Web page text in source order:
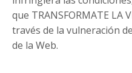
que TRANSFORMATE LA
través de la vulneración
de la Web.